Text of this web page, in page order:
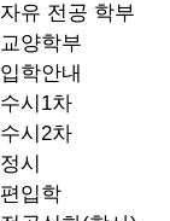
자유 전공 학부
교양학부
입학안내
수시1차
수시2차
정시
편입학